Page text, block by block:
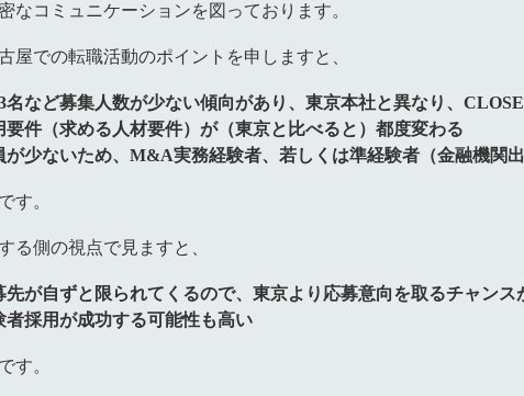
なコミュニケーションを図っております。
屋での転職活動のポイントを申しますと、
名など募集人数が少ない傾向があり、東京本社と異なり、
要件（求める人材要件）が（東京と比べると）都度変わる
が少ないため、M&A実務経験者、若しくは準経験者（金融機関
す。
る側の視点で見ますと、
先が自ずと限られてくるので、東京より応募意向を取るチャンス
者採用が成功する可能性も高い
す。